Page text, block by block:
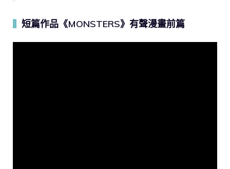
短篇作品《MONSTERS》有聲漫畫前篇